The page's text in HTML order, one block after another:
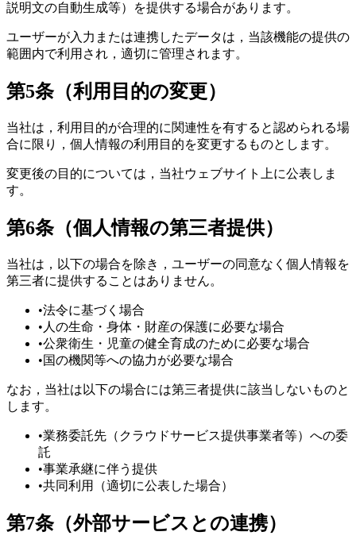
説明文の自動生成等）を提供する場合があります。
ユーザーが入力または連携したデータは，当該機能の提供の
範囲内で利用され，適切に管理されます。
第5条（利用目的の変更）
当社は，利用目的が合理的に関連性を有すると認められる場
合に限り，個人情報の利用目的を変更するものとします。
変更後の目的については，当社ウェブサイト上に公表しま
す。
第6条（個人情報の第三者提供）
当社は，以下の場合を除き，ユーザーの同意なく個人情報を
第三者に提供することはありません。
•法令に基づく場合
• 人の生命・身体・財産の保護に必要な場合
•公衆衛生・児童の健全育成のために必要な場合
•国の機関等への協力が必要な場合
なお，当社は以下の場合には第三者提供に該当しないものと
します。
•業務委託先（クラウドサービス提供事業者等）への委
託
•事業承継に伴う提供
•共同利用（適切に公表した場合）
第7条（外部サービスとの連携）